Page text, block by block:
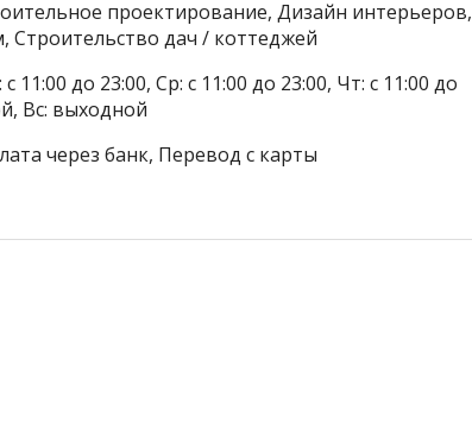
проектирование, Дизайн интерьеров,
дач / коттеджей
11:00 до 23:00, Ср: с 11:00 до 23:00, Чт: с 11:00 до
Вс: выходной
через банк, Перевод с карты